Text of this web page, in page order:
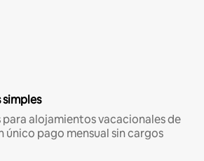
simples
para alojamientos vacacionales de
único pago mensual sin cargos